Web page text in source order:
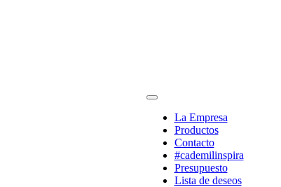
La Empresa
Productos
Contacto
#cademilinspira
Presupuesto
Lista de deseos